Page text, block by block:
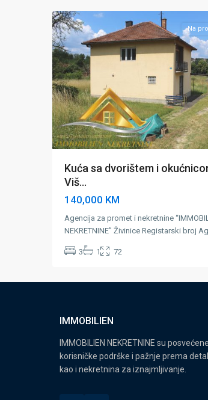
Na
Kuća sa dvorištem i
Viš...
140,000 KM
Agencija za promet i nekretnine
NEKRETNINE” Živinice Registarski broj
3 1 72
IMMOBILIEN
IMMOBILIEN NEKRETNINE su
korisničke podrške i pažnje prema
kao i nekretnina za iznajmljivanje.